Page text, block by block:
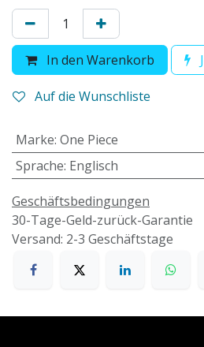
In den Warenkorb
Auf die Wunschliste
Marke: One Piece
Sprache: Englisch
Geschäftsbedingungen
30-Tage-Geld-zurück-Garantie
Versand: 2-3 Geschäftstage